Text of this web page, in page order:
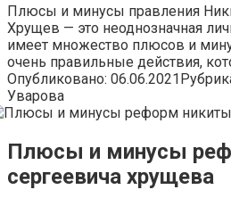
Плюсы и минусы правления
Хрущев — это неоднозначная
имеет множество плюсов и
очень правильные действия,
Опубликовано: 06.06.2021
Уварова
Плюсы и минусы
сергеевича хрущева